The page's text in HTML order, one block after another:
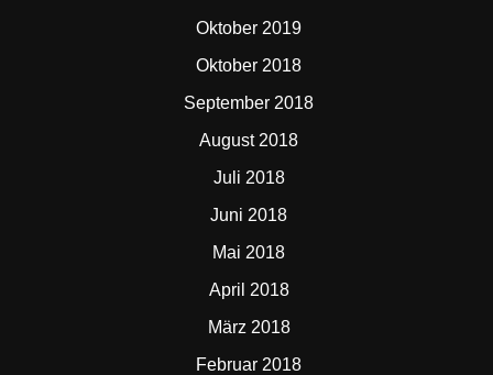
Oktober 2019
Oktober 2018
September 2018
August 2018
Juli 2018
Juni 2018
Mai 2018
April 2018
März 2018
Februar 2018